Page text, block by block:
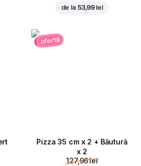
de la 53,99 lei
ofertă
Pizza 35 cm x 2 + Băutură
x 2
127,96 lei